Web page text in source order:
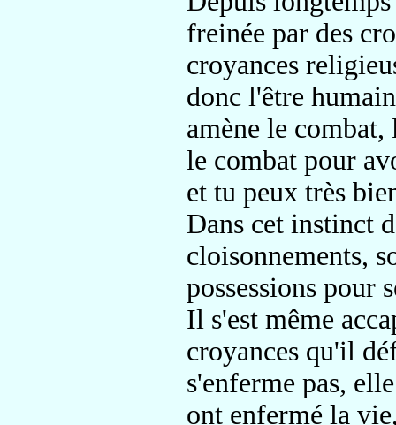
freinée par des
croyances
donc l'être
amène le
le combat pour
et tu peux très
Dans cet instinct
cloisonnements,
possessions pour
Il s'est même
croyances qu'il
s'enferme pas,
ont enfermé la